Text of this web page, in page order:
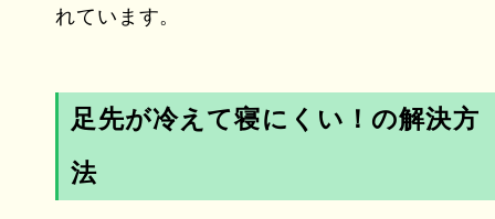
れています。
足先が冷えて寝にくい！の解決方
法